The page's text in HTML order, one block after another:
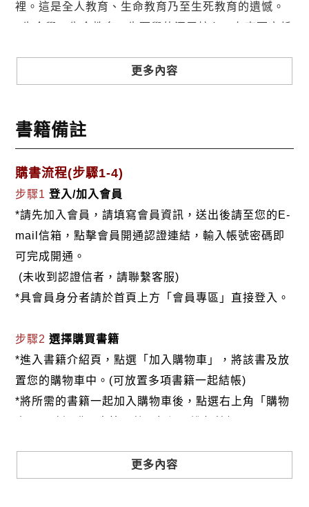
裡。這是全人教育、生命教育乃至生死教育的遺憾。
路相關的議題：靈魂（soul）、輪廻（wheel rim）、
〈nirvāna〉等。如果能系統化呈現這些與呼吸同步存
在的概念，則生死學的内涵將更加完備。
者簡介
劉易齋（Liu Yi Chai）教授
學歷：國立台灣師範大學教育學院法學博士（1999年
6月）
現任：新生醫護管理專科學校通識教育中心教授、 元
智大學生死學概論兼任教授
廊」、「心靈的華唱」、「靈華世界」、「生命學簡
綱初探」、「生命管理學」、「生命學概論」、「生
命教育」、「看見生命文化」、「山水彼岸」等數十
部。以及發表論文百餘篇
更多內容
書籍備註
購書流程(步驟1-4)
步驟1登入/加入會員
*請先加入會員，請填寫會員資訊，送出後請至您的E-
mail信箱，點擊會員開通認證連結，輸入帳號密碼即
可完成開通。
(未收到認證信者，請聯繫客服)
*具會員身分者請於首頁上方「會員專區」直接登入。
步驟2選擇購買書籍
*進入書籍介紹頁，點選「加入購物車」，將該書及放
置您的購物車中。(可放置多項書籍一起結帳)
*將所需的書籍一起加入購物車後，點選右上角「購物
更多內容